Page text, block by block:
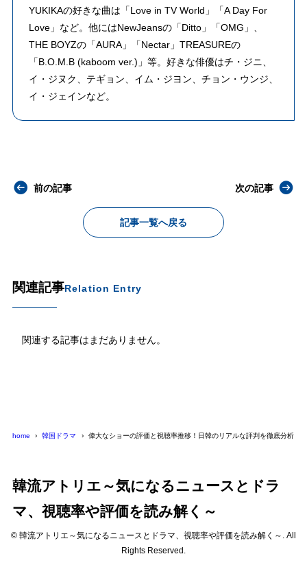
YUKIKAの好きな曲は「Love in TV World」「A Day For
Love」など。他にはNewJeansの「Ditto」「OMG」、
THE BOYZの「AURA」「Nectar」TREASUREの
「B.O.M.B (kaboom ver.)」等。好きな俳優はチ・ジニ、
イ・ジヌク、テギョン、イム・ジヨン、チョン・ウンジ、
イ・ジェインなど。
前の記事
記事一覧へ戻る
次の記事
関連記事Relation Entry
関連する記事はまだありません。
home 韓国ドラマ 偉大なショーの評価と視聴率推移！日韓のリアルな評判を徹底分析
韓流アトリエ～気になるニュースとドラ
マ、視聴率や評価を読み解く～
© 韓流アトリエ～気になるニュースとドラマ、視聴率や評価を読み解く～. All
Rights Reserved.